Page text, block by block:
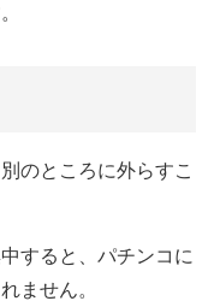
のところに外らすこ
すると、パチンコに
ません。